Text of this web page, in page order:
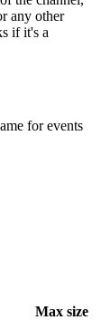
any other
if it's a
for events
Max size